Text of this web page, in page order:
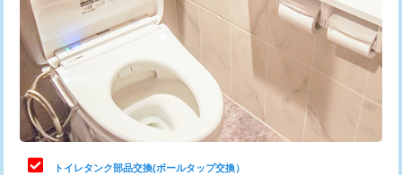
トイレタンク部品交換(ボールタップ交換）